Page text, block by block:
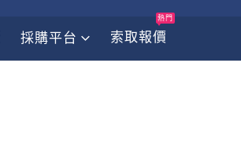
採購平台 索取報價
熱門